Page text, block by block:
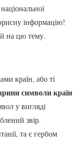
інформацію!
на цю тему.
країн, або ті
символи країн
у вигляді
звір.
та є гербом